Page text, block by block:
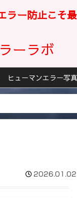
ー防止こそ
ヒューマンエラー写
2026.01.02